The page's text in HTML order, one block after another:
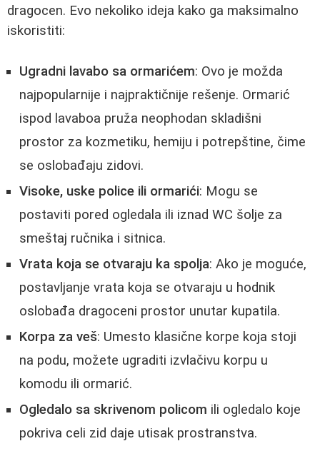
dragocen. Evo nekoliko ideja kako ga maksimalno
iskoristiti:
Ugradni lavabo sa ormarićem: Ovo je možda
najpopularnije i najpraktičnije rešenje. Ormarić
ispod lavaboa pruža neophodan skladišni
prostor za kozmetiku, hemiju i potrepštine, čime
se oslobađaju zidovi.
Visoke, uske police ili ormarići: Mogu se
postaviti pored ogledala ili iznad WC šolje za
smeštaj ručnika i sitnica.
Vrata koja se otvaraju ka spolja: Ako je moguće,
postavljanje vrata koja se otvaraju u hodnik
oslobađa dragoceni prostor unutar kupatila.
Korpa za veš: Umesto klasične korpe koja stoji
na podu, možete ugraditi izvlačivu korpu u
komodu ili ormarić.
Ogledalo sa skrivenom policom ili ogledalo koje
pokriva celi zid daje utisak prostranstva.